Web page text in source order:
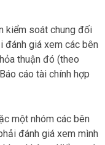
kiểm soát chung đối
đánh giá xem các bên
thuận đó (theo
cáo tài chính hợp
một nhóm các bên
đánh giá xem mình